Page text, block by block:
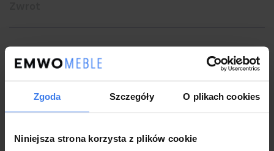
Zgoda Szczegóły O plikach cookies
Niniejsza strona korzysta z plików cookie
Informacje:
Długość: 213 cm
Wysokość :